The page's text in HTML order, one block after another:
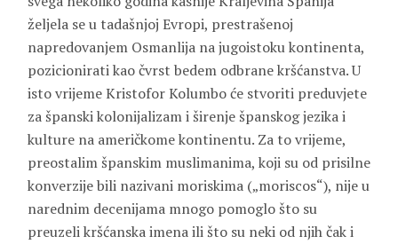
željela se u tadašnjoj Evropi, prestrašenoj
napredovanjem Osmanlija na jugoistoku kontinenta,
pozicionirati kao čvrst bedem odbrane kršćanstva. U
isto vrijeme Kristofor Kolumbo će stvoriti preduvjete
za španski kolonijalizam i širenje španskog jezika i
kulture na američkome kontinentu. Za to vrijeme,
preostalim španskim muslimanima, koji su od prisilne
konverzije bili nazivani moriskima („moriscos“), nije u
narednim decenijama mnogo pomoglo što su
preuzeli kršćanska imena ili što su neki od njih čak i